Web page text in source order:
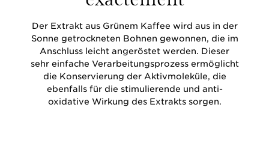
Der Extrakt aus Grünem Kaffee wird aus in der
Sonne getrockneten Bohnen gewonnen, die im
Anschluss leicht angeröstet werden. Dieser
sehr einfache Verarbeitungsprozess ermöglicht
die Konservierung der Aktivmoleküle, die
ebenfalls für die stimulierende und anti-
oxidative Wirkung des Extrakts sorgen.